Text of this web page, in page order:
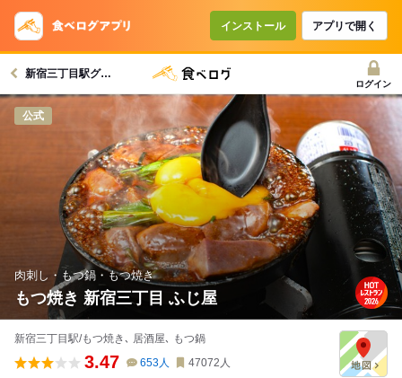
インストール アプリで開く
新宿三丁目駅グルメへ
ログイン
公式
肉刺し・もつ鍋・もつ焼き
もつ焼き 新宿三丁目 ふじ屋
新宿三丁目駅/もつ焼き､ 居酒屋､ もつ鍋
3.47 653人 47072 人
コースで使えるクーポン
戻る
クーポンを利用せず予約する